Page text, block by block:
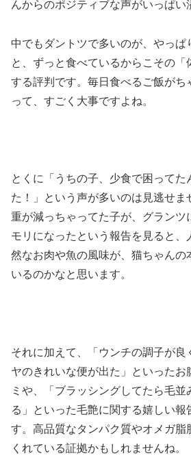
んからのポジティブな声がいっぱい
中でもダントツで多いのが、やっぱ
と、ずっと食べているからこその「
する評判です。毎日食べるご飯がち
って、すごく大事ですよね。
とくに「うちの子、少食で困って
た！」という声が多いのは見逃せま
重が減っちゃってた子が、グランツ
モリになったという報告を見ると、
然なお肉や魚の風味が、猫ちゃんの
いるのかなと思います。
それに加えて、「ウンチの調子が良
ヤのきれいな便が出た」といったお
ミや、「ブラッシングしてたら毛
る」といった毛艶に関する嬉しい報
す。高品質なタンパク質やオメガ脂
くれている証拠かもしれませんね。